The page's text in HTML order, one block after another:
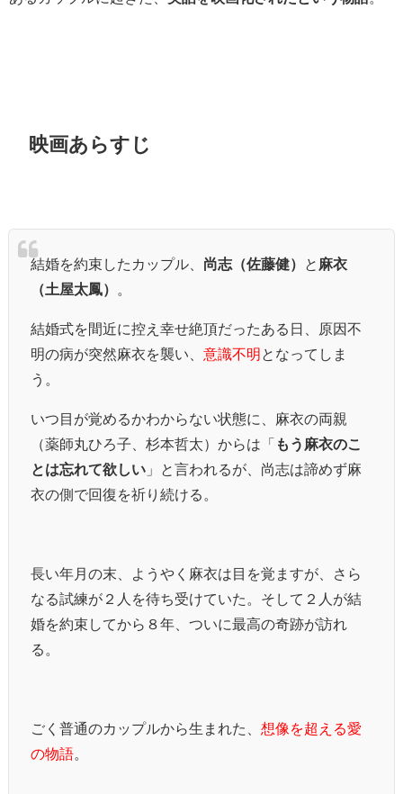
映画あらすじ
結婚を約束したカップル、 尚志（佐藤健） と 麻衣
（土屋太鳳）
結婚式を間近に控え幸せ絶頂だったある日、原因不
明の病が突然麻衣を襲い、 意識不明 となってしま
う。
いつ目が覚めるかわからない状態に、麻衣の両親
（薬師丸ひろ子、杉本哲太）からは「 もう麻衣のこ
とは忘れて欲しい 」と言われるが、尚志は諦めず麻
衣の側で回復を祈り続ける。
長い年月の末、ようやく麻衣は目を覚ますが、さら
なる試練が２人を待ち受けていた。そして２人が結
婚を約束してから８年、ついに最高の奇跡が訪れ
る。
ごく普通のカップルから生まれた、 想像を超える愛
の物語